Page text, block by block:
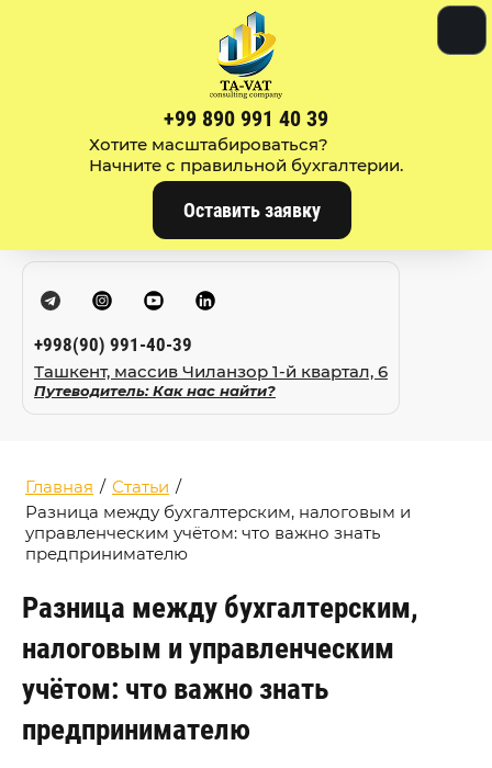
+99 890 991 40 39
Хотите масштабироваться?
Начните с правильной бухгалтерии.
Оставить заявку
+998(90) 991-40-39
Ташкент, массив Чиланзор 1-й квартал, 6
Путеводитель: Как нас найти?
Главная / Статьи /
Разница между бухгалтерским, налоговым и
управленческим учётом: что важно знать
предпринимателю
Разница между бухгалтерским,
налоговым и управленческим
учётом: что важно знать
предпринимателю